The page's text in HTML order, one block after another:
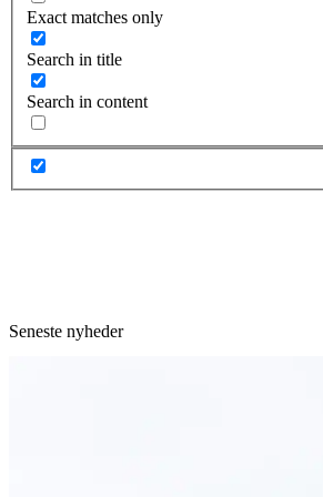
Exact matches only
Search in title
Search in content
Seneste nyheder